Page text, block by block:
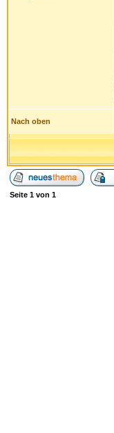
Nach oben
Seite 1 von 1